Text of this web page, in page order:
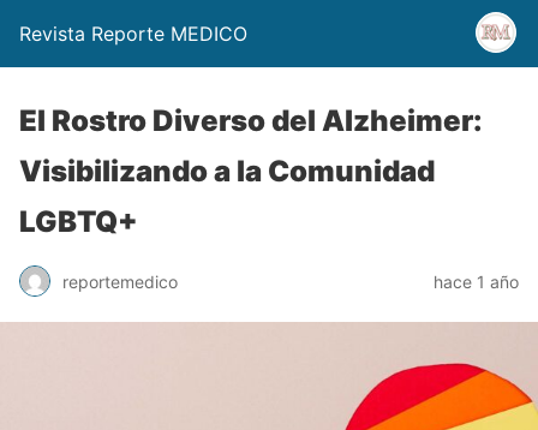
Revista Reporte MEDICO
El Rostro Diverso del Alzheimer:
Visibilizando a la Comunidad
LGBTQ+
reportemedico hace 1 año